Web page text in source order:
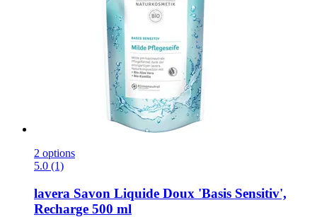
2 options
5.0 (1)
lavera Savon Liquide Doux 'Basis Sensitiv',
Recharge 500 ml